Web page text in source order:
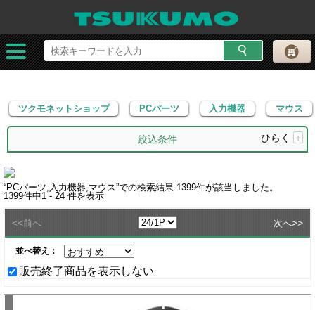
ツクモネットショップ PCパーツ マウス
ツクモネットショップ PCパーツ 入力機器 マウス
絞込条件 ひらく +
“PCパーツ,入力機器,マウス”での検索結果 1399件が該当しました。
1399件中1 - 24 件を表示
<<前へ 次へ>>
並べ替え：
販売終了商品を表示しない